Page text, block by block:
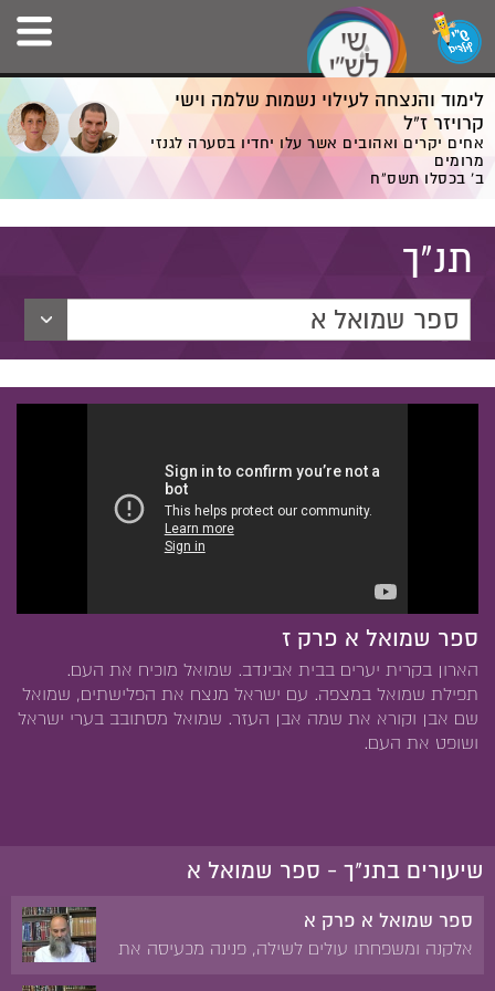
לימוד והנצחה לעילוי נשמות שלמה וישי
קרויזר ז”ל
אחים יקרים ואהובים אשר עלו יחדיו בסערה לגנזי
מרומים
ב' בכסלו תשס”ח
תנ"ך
ספר שמואל א
ספר שמואל א פרק ז
הארון בקרית יערים בבית אבינדב. שמואל מוכיח את העם.
תפילת שמואל במצפה. עם ישראל מנצח את הפלישתים, שמואל
שם אבן וקורא את שמה אבן העזר. שמואל מסתובב בערי ישראל
ושופט את העם.
שיעורים בתנ"ך - ספר שמואל א
ספר שמואל א פרק א
אלקנה ומשפחתו עולים לשילה, פנינה מכעיסה את